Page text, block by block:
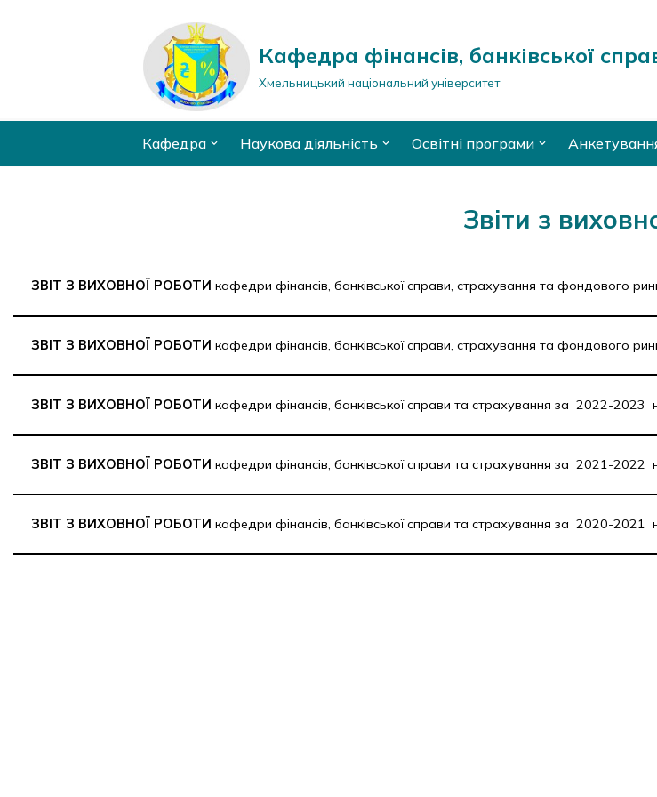
Кафедра фінансів, банківської
Хмельницький національний університет
Кафедра Наукова діяльність Освітні програми
Звіти з
ЗВІТ З ВИХОВНОЇ РОБОТИ кафедри фінансів, банківської справи, страхування та фондового
ЗВІТ З ВИХОВНОЇ РОБОТИ кафедри фінансів, банківської справи, страхування та фондового
ЗВІТ З ВИХОВНОЇ РОБОТИ кафедри фінансів, банківської справи та страхування за 2022-2023
ЗВІТ З ВИХОВНОЇ РОБОТИ кафедри фінансів, банківської справи та страхування за 2021-2022
ЗВІТ З ВИХОВНОЇ РОБОТИ кафедри фінансів, банківської справи та страхування за 2020-2021